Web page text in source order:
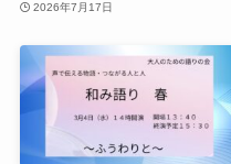
2026年7月17日